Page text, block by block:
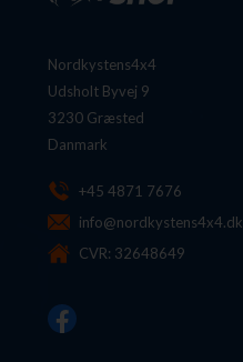
Nordkystens4x4
Udsholt Byvej 9
3230 Græsted
Danmark
+45 4871 7676
info@nordkystens4x4.dk
CVR: 32648649